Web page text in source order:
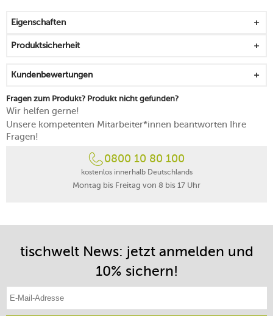
mikrowellengeeignet
spülmaschinengeeignet
Eigenschaften
Produktsicherheit
Kundenbewertungen
Fragen zum Produkt? Produkt nicht gefunden?
Wir helfen gerne!
Unsere kompetenten Mitarbeiter*innen beantworten Ihre
Fragen!
0800 10 80 100
kostenlos innerhalb Deutschlands
Montag bis Freitag von 8 bis 17 Uhr
tischwelt News: jetzt anmelden und
10% sichern!